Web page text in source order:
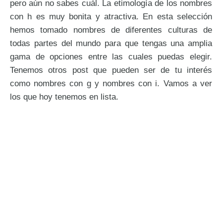
pero aún no sabes cuál. La etimología de los nombres
con h es muy bonita y atractiva. En esta selección
hemos tomado nombres de diferentes culturas de
todas partes del mundo para que tengas una amplia
gama de opciones entre las cuales puedas elegir.
Tenemos otros post que pueden ser de tu interés
como nombres con g y nombres con i. Vamos a ver
los que hoy tenemos en lista.